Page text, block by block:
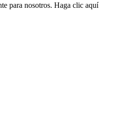
para nosotros. Haga clic aquí